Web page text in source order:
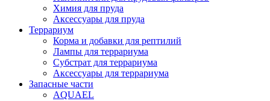
Химия для пруда
Аксессуары для пруда
Террариум
Корма и добавки для рептилий
Лампы для террариума
Субстрат для террариума
Аксессуары для террариума
Запасные части
AQUAEL